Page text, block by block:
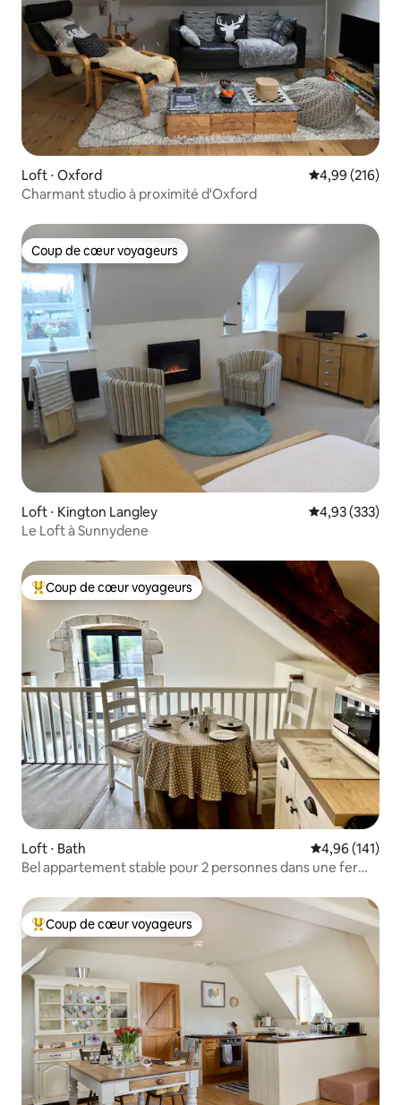
Loft ⋅ Oxford Évaluation
4,99 (216)
Charmant studio à proximité d'Oxford
Coup de cœur voyageurs
Coup de cœur voyageurs
Loft ⋅ Kington Langley Évaluation
4,93 (333)
Le Loft à Sunnydene
Coups de cœur voyageurs les plus appréciés
Coup de cœur voyageurs
Loft ⋅ Bath Évaluation
4,96 (141)
Bel appartement stable pour 2 personnes dans une ferme
Coups de cœur voyageurs les plus appréciés
Coup de cœur voyageurs